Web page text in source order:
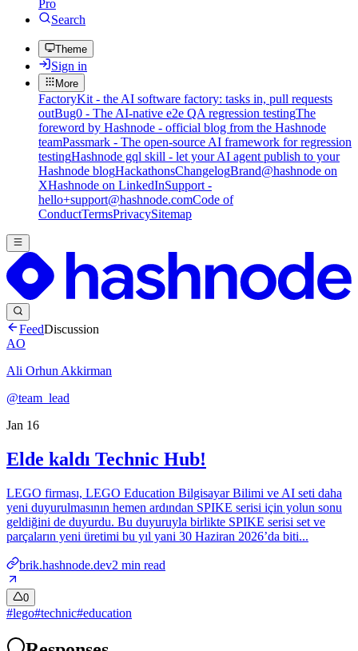
Pro
Search
Theme
Sign in
More
FactoryKit - the AI software factory: tasks in, pull requests
outBug0 - The AI-native e2e QA regression testingThe
foreword by Hashnode - official blog from the Hashnode
teamPassmark - The open-source AI framework for regression
testingHashnode gql skill - let your AI agent publish to your
Hashnode blogHackathonsChangelogBrand@hashnode on
XHashnode on LinkedInSupport -
hello+support@hashnode.comCode of
ConductTermsPrivacySitemap
FeedDiscussion
AO
Ali Orhun Akkirman
@team_lead
Jan 16
Elde kaldı Technic Hub!
LEGO firması, LEGO Education Bilgisayar Bilimi ve AI seti daha
yeni duyurulmasının hemen ardından SPIKE serisi için yolun sonu
geldiğini de duyurdu. Bu duyuruyla birlikte SPIKE serisi set ve
parçaların yeni üretimi bu yıl yani 30 Haziran 2026’da biti...
brik.hashnode.dev2 min read
0
#lego#technic#education